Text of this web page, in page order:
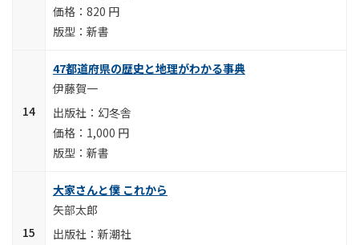
820 円
新書
47都道府県の歴史と地理がわかる事典
伊藤賀一
幻冬舎
1,000 円
新書
大家さんと僕 これから
矢部太郎
新潮社